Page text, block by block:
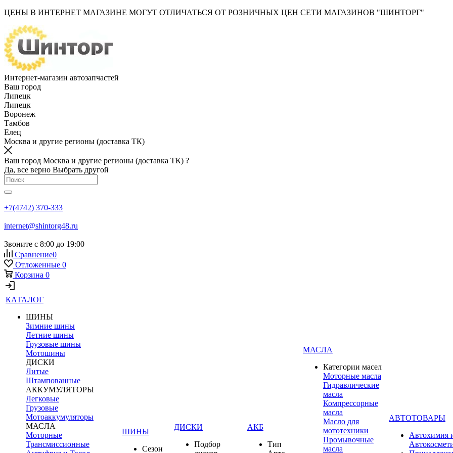
ЦЕНЫ В ИНТЕРНЕТ МАГАЗИНЕ МОГУТ ОТЛИЧАТЬСЯ ОТ РОЗНИЧНЫХ ЦЕН СЕТИ МАГАЗИНОВ "ШИНТОРГ"
Интернет-магазин автозапчастей
Ваш город
Липецк
Липецк
Воронеж
Тамбов
Елец
Москва и другие регионы (доставка ТК)
Ваш город Москва и другие регионы (доставка ТК) ?
Да, все верно Выбрать другой
+7(4742) 370-333
internet@shintorg48.ru
Звоните с 8:00 до 19:00
Сравнение0
Отложенные 0
Корзина 0
КАТАЛОГ
ШИНЫ
Зимние шины
Летние шины
Грузовые шины
Мотошины
ДИСКИ
Литые
Штампованные
АККУМУЛЯТОРЫ
Легковые
Грузовые
Мотоаккумуляторы
МАСЛА
Моторные
Трансмиссионные
ШИНЫ
Сезон
ДИСКИ
Подбор
АКБ
Тип
МАСЛА
Категории масел
Моторные масла
Гидравлические
масла
Компрессорные
масла
Масло для
мототехники
Промывочные
масла
АВТОТОВАРЫ
Автохимия